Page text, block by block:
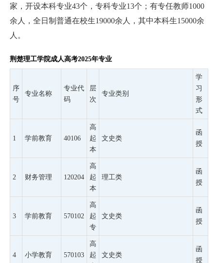
家，开设本科专业43个，专科专业13个；有专任教师1000
余人，全日制普通在校生19000余人，其中本科生15000余
人。
荆楚理工学院成人高考2025年专业
序
号
专业名称
专业代
码
层
次
专业类别
学
习
形
式
1 学前教育 40106
高
起
本
文史类
函
授
2 财务管理 120204
高
起
本
理工类
函
授
3 学前教育 570102
高
起
专
文史类
函
授
4 小学教育 570103
高
起
文史类
函
授